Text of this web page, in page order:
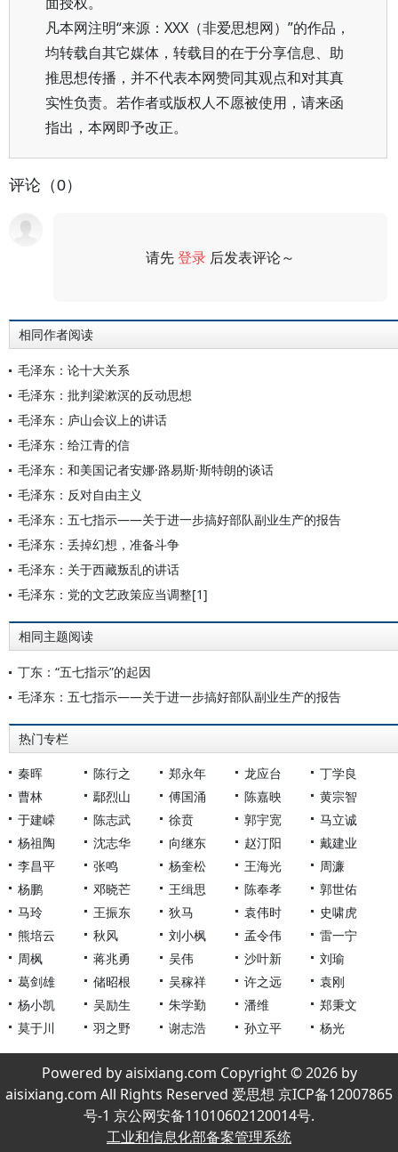
凡本网注明“来源：XXX（非爱思想网）”的作品，
均转载自其它媒体，转载目的在于分享信息、助
推思想传播，并不代表本网赞同其观点和对其真
实性负责。若作者或版权人不愿被使用，请来函
指出，本网即予改正。
评论（0）
请先登录 后发表评论～
相同作者阅读
毛泽东：论十大关系
毛泽东：批判梁漱溟的反动思想
毛泽东：庐山会议上的讲话
毛泽东：给江青的信
毛泽东：和美国记者安娜·路易斯·斯特朗的谈话
毛泽东：反对自由主义
毛泽东：五七指示——关于进一步搞好部队副业生产的报告
毛泽东：丢掉幻想，准备斗争
毛泽东：关于西藏叛乱的讲话
毛泽东：党的文艺政策应当调整[1]
相同主题阅读
丁东：“五七指示”的起因
毛泽东：五七指示——关于进一步搞好部队副业生产的报告
热门专栏
秦晖 陈行之 郑永年 龙应台
丁学良
曹林
鄢烈山 傅国涌 陈嘉映
黄宗智
于建嵘
陈志武 徐贲 郭宇宽
马立诚
杨祖陶
沈志华 向继东 赵汀阳
戴建业
李昌平
张鸣 杨奎松 王海光
周濂
杨鹏
邓晓芒 王缉思 陈奉孝
郭世佑
马玲
王振东 狄马 袁伟时
史啸虎
熊培云
秋风 刘小枫 孟令伟
雷一宁
周枫
蒋兆勇 吴伟 沙叶新
刘瑜
葛剑雄
储昭根 吴稼祥 许之远
袁刚
杨小凯
吴励生 朱学勤 潘维
郑秉文
莫于川
羽之野 谢志浩 孙立平 杨光
Powered by aisixiang.com Copyright © 2026 by
aisixiang.com All Rights Reserved 爱思想 京ICP备12007865
号-1 京公网安备11010602120014号.
工业和信息化部备案管理系统